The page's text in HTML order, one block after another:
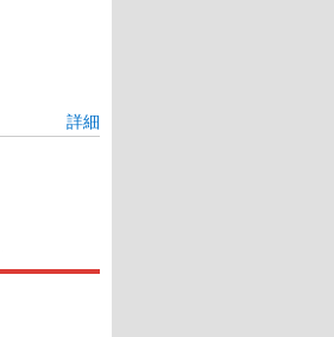
詳細